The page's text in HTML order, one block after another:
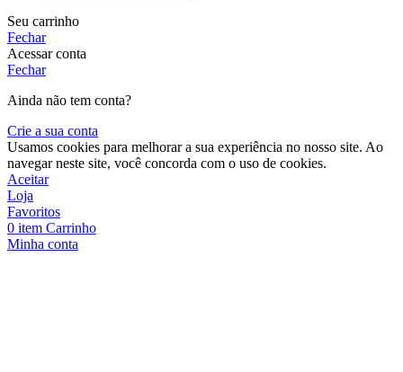
Seu carrinho
Fechar
Acessar conta
Fechar
Ainda não tem conta?
Crie a sua conta
Usamos cookies para melhorar a sua experiência no nosso site. Ao
navegar neste site, você concorda com o uso de cookies.
Aceitar
Loja
Favoritos
0 item Carrinho
Minha conta